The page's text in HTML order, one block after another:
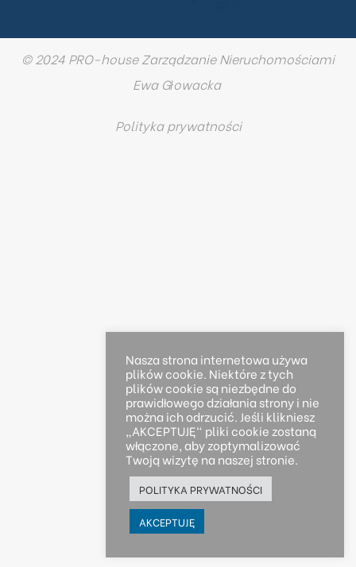
© 2024 PRO-house Zarządzanie Nieruchomościami
Ewa Głowacka
Polityka prywatności
Nasza strona internetowa używa
plików cookie. Niektóre z tych
plików cookie są niezbędne do
prawidłowego działania strony i nie
można ich odrzucić. Jeśli klikniesz
„AKCEPTUJĘ" pliki cookie zostaną
włączone, aby zoptymalizować
Twoją wizytę na naszej stronie.
POLITYKA PRYWATNOŚCI
AKCEPTUJĘ